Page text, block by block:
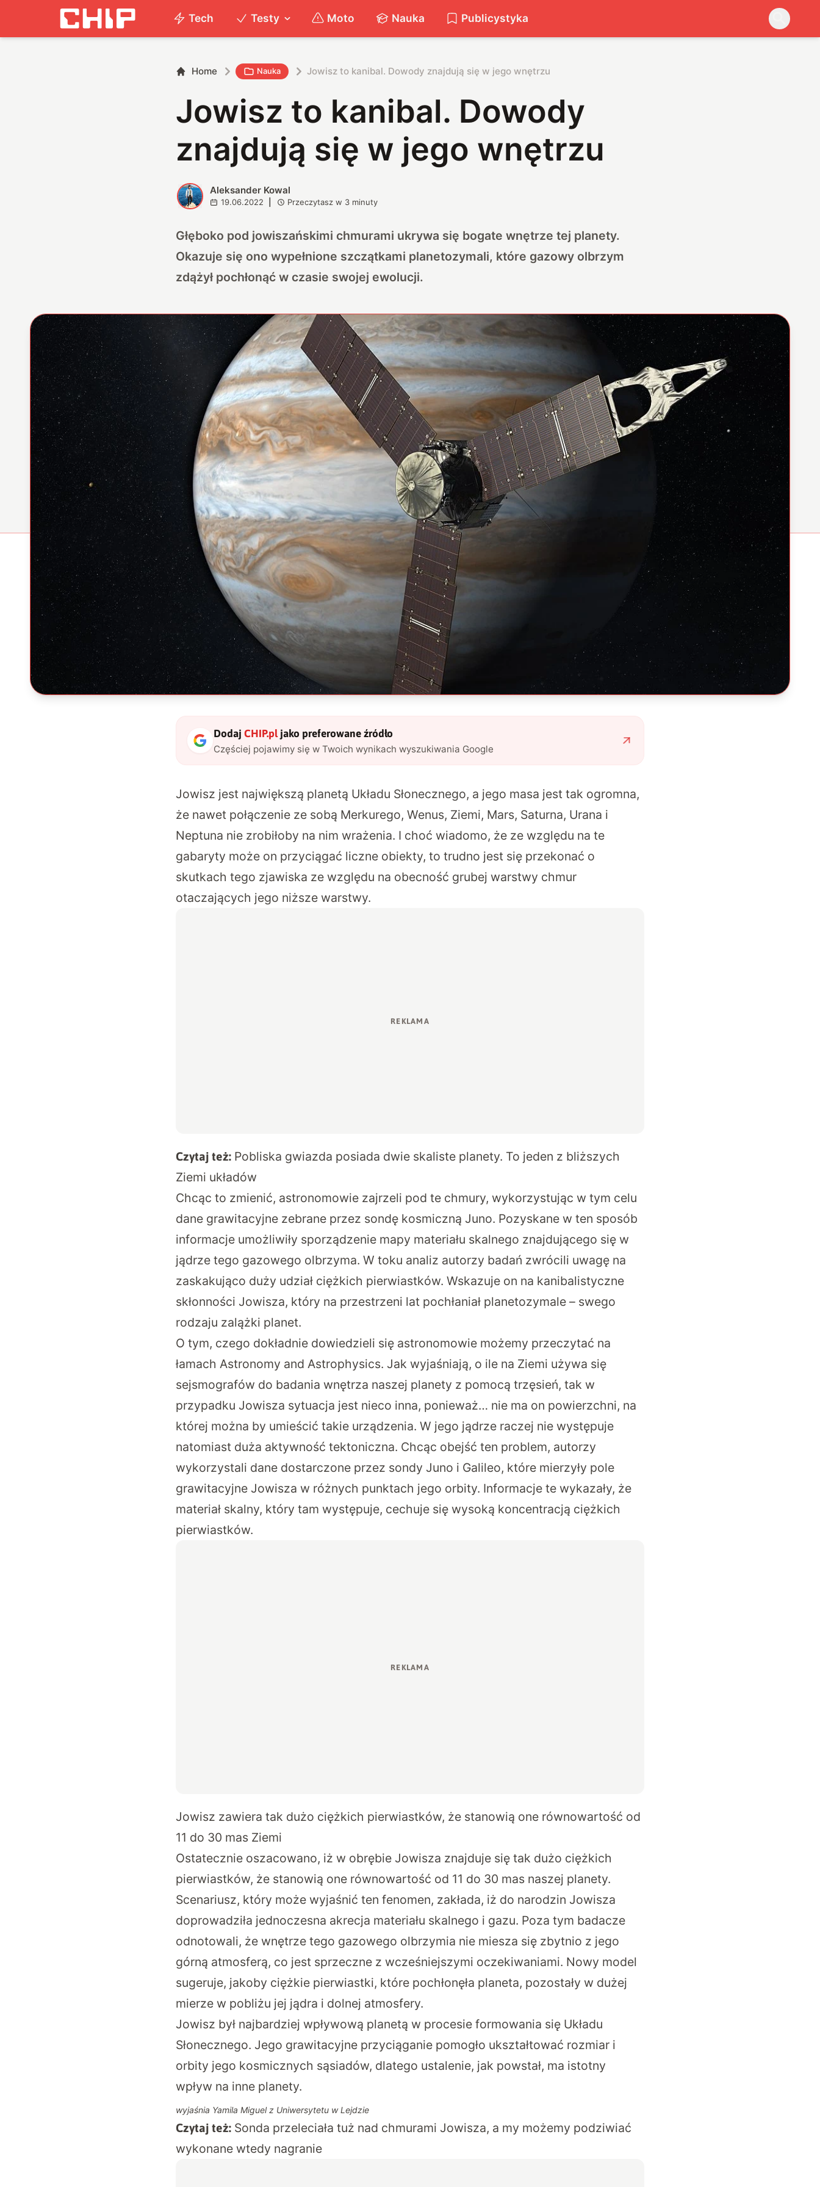
Tech Testy Moto Nauka Publicystyka
Home Nauka Jowisz to kanibal. Dowody znajdują się w jego wnętrzu
Jowisz to kanibal. Dowody
znajdują się w jego wnętrzu
A Aleksander Kowal
19.06.2022 Przeczytasz w 3 minuty
Głęboko pod jowiszańskimi chmurami ukrywa się bogate wnętrze tej planety.
Okazuje się ono wypełnione szczątkami planetozymali, które gazowy olbrzym
zdążył pochłonąć w czasie swojej ewolucji.
Dodaj CHIP.pljako preferowane źródło
Częściej pojawimy się w Twoich wynikach wyszukiwania Google
Jowisz jest największą planetą Układu Słonecznego, a jego masa jest tak ogromna,
że nawet połączenie ze sobą Merkurego, Wenus, Ziemi, Mars, Saturna, Urana i
Neptuna nie zrobiłoby na nim wrażenia. I choć wiadomo, że ze względu na te
gabaryty może on przyciągać liczne obiekty, to trudno jest się przekonać o
skutkach tego zjawiska ze względu na obecność grubej warstwy chmur
otaczających jego niższe warstwy.
Czytaj też: Pobliska gwiazda posiada dwie skaliste planety. To jeden z bliższych
Ziemi układów
Chcąc to zmienić, astronomowie zajrzeli pod te chmury, wykorzystując w tym celu
dane grawitacyjne zebrane przez sondę kosmiczną Juno. Pozyskane w ten sposób
informacje umożliwiły sporządzenie mapy materiału skalnego znajdującego się w
jądrze tego gazowego olbrzyma. W toku analiz autorzy badań zwrócili uwagę na
zaskakująco duży udział ciężkich pierwiastków. Wskazuje on na kanibalistyczne
skłonności Jowisza, który na przestrzeni lat pochłaniał planetozymale – swego
rodzaju zalążki planet.
O tym, czego dokładnie dowiedzieli się astronomowie możemy przeczytać na
łamach Astronomy and Astrophysics. Jak wyjaśniają, o ile na Ziemi używa się
sejsmografów do badania wnętrza naszej planety z pomocą trzęsień, tak w
przypadku Jowisza sytuacja jest nieco inna, ponieważ… nie ma on powierzchni, na
której można by umieścić takie urządzenia. W jego jądrze raczej nie występuje
natomiast duża aktywność tektoniczna. Chcąc obejść ten problem, autorzy
wykorzystali dane dostarczone przez sondy Juno i Galileo, które mierzyły pole
grawitacyjne Jowisza w różnych punktach jego orbity. Informacje te wykazały, że
materiał skalny, który tam występuje, cechuje się wysoką koncentracją ciężkich
pierwiastków.
Jowisz zawiera tak dużo ciężkich pierwiastków, że stanowią one równowartość od
11 do 30 mas Ziemi
Ostatecznie oszacowano, iż w obrębie Jowisza znajduje się tak dużo ciężkich
pierwiastków, że stanowią one równowartość od 11 do 30 mas naszej planety.
Scenariusz, który może wyjaśnić ten fenomen, zakłada, iż do narodzin Jowisza
doprowadziła jednoczesna akrecja materiału skalnego i gazu. Poza tym badacze
odnotowali, że wnętrze tego gazowego olbrzymia nie miesza się zbytnio z jego
górną atmosferą, co jest sprzeczne z wcześniejszymi oczekiwaniami. Nowy model
sugeruje, jakoby ciężkie pierwiastki, które pochłonęła planeta, pozostały w dużej
mierze w pobliżu jej jądra i dolnej atmosfery.
Jowisz był najbardziej wpływową planetą w procesie formowania się Układu
Słonecznego. Jego grawitacyjne przyciąganie pomogło ukształtować rozmiar i
orbity jego kosmicznych sąsiadów, dlatego ustalenie, jak powstał, ma istotny
wpływ na inne planety.
wyjaśnia Yamila Miguel z Uniwersytetu w Lejdzie
Czytaj też: Sonda przeleciała tuż nad chmurami Jowisza, a my możemy podziwiać
wykonane wtedy nagranie